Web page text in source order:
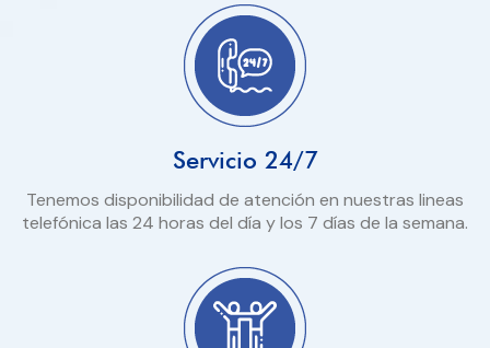
Servicio 24/7
Tenemos disponibilidad de atención en nuestras lineas
telefónica las 24 horas del día y los 7 días de la semana.